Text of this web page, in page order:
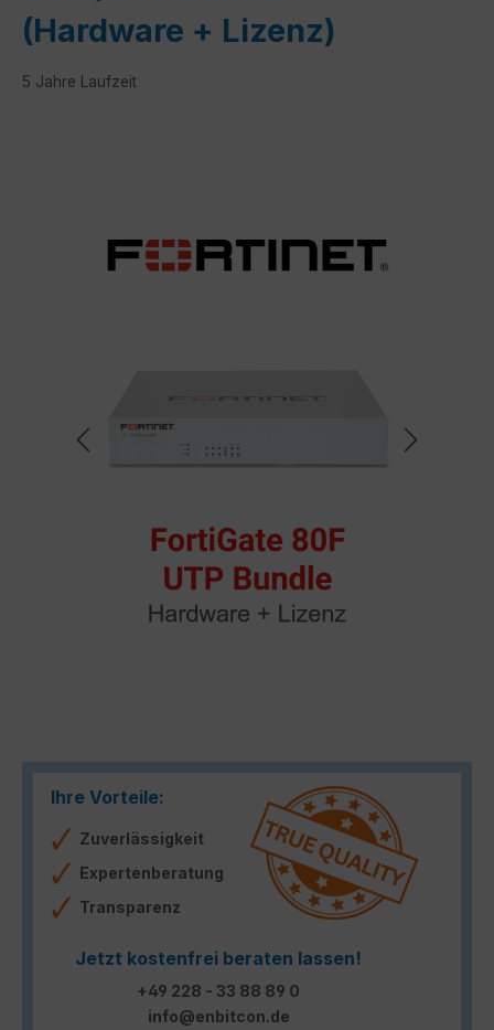
(Hardware + Lizenz)
5 Jahre Laufzeit
Ihre Vorteile:
Zuverlässigkeit
Expertenberatung
Transparenz
Jetzt kostenfrei beraten lassen!
+49 228 - 33 88 89 0
info@enbitcon.de